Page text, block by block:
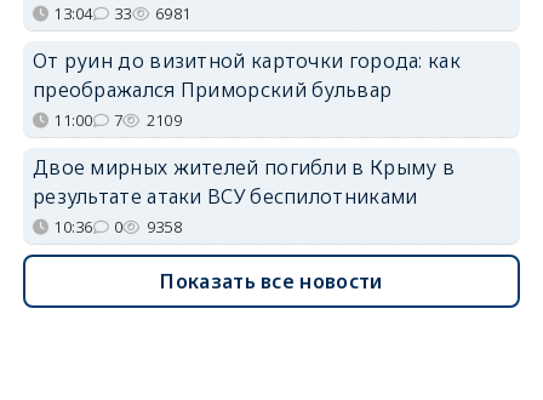
13:04 33 6981
От руин до визитной карточки города: как
преображался Приморский бульвар
11:00 7 2109
Двое мирных жителей погибли в Крыму в
результате атаки ВСУ беспилотниками
10:36 0 9358
Показать все новости